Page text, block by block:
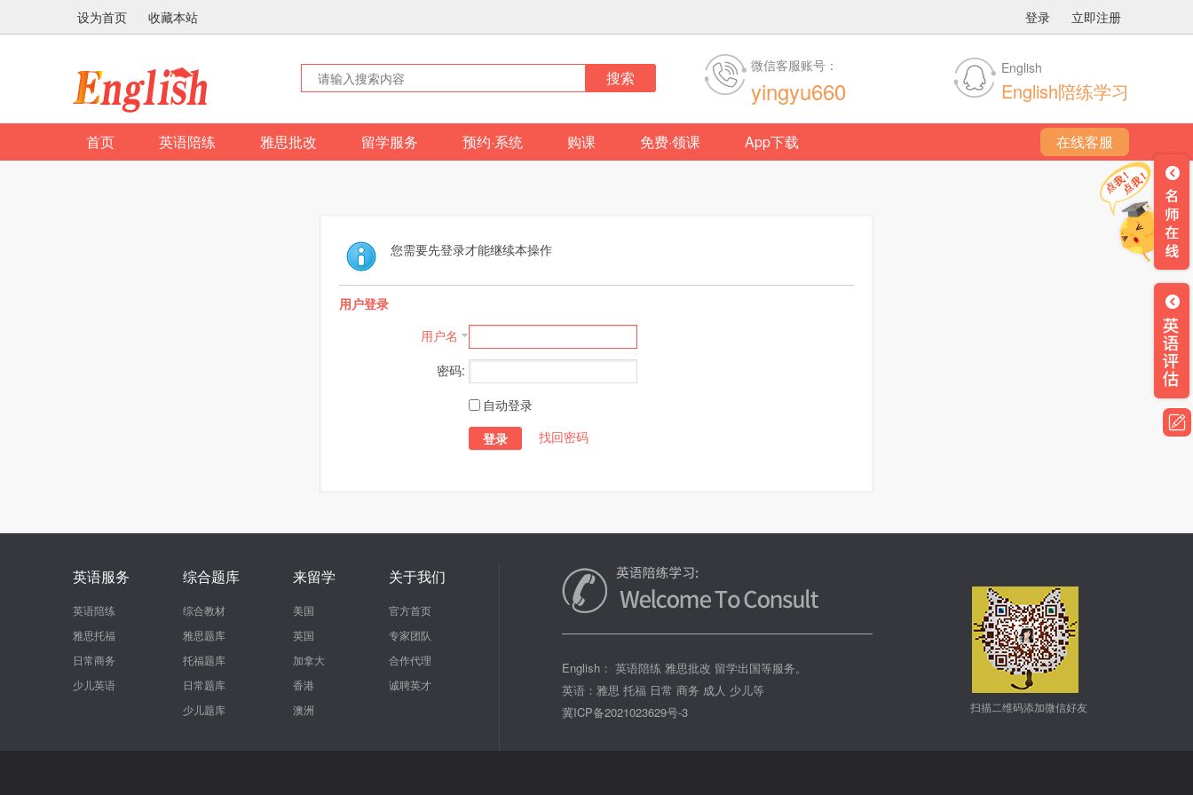
设为首页 收藏本站 登录 立即注册
搜索
微信客服账号：
yingyu660
English
English陪练学习
首页 英语陪练 雅思批改 留学服务 预约·系统 购课 免费·领课 App下载 在线客服
您需要先登录才能继续本操作
用户登录
用户名
密码:
自动登录
登录
找回密码
英语服务
英语陪练
雅思托福
日常商务
少儿英语
综合题库
综合教材
雅思题库
托福题库
日常题库
少儿题库
来留学
美国
英国
加拿大
香港
澳洲
关于我们
官方首页
专家团队
合作代理
诚聘英才
English： 英语陪练 雅思批改 留学出国等服务。
英语：雅思 托福 日常 商务 成人 少儿等
冀ICP备2021023629号-3
扫描二维码添加微信好友